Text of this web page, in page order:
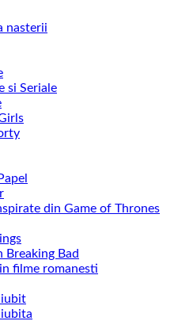
nasterii
si Seriale
din Game of Thrones
Breaking Bad
filme romanesti
iubit